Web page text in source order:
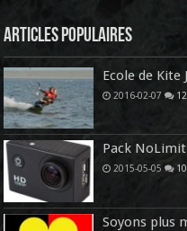
Articles Populaires
Ecole de Kite
2016-02-07 12
Pack
2015-05-05 10
Soyons plus